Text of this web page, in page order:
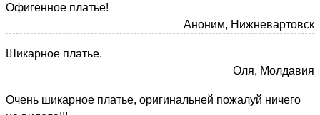
Офигенное платье!
Аноним, Нижневартовск
Шикарное платье.
Оля, Молдавия
Очень шикарное платье, оригинальней пожалуй ничего